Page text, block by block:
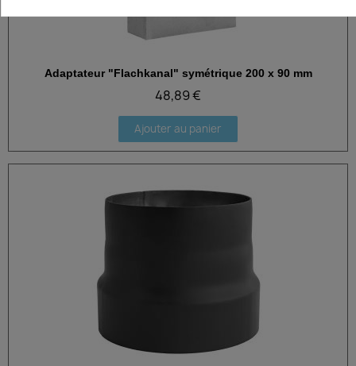
Aperçu rapide
Adaptateur "Flachkanal" symétrique 200 x 90 mm
48,89 €
Ajouter au panier